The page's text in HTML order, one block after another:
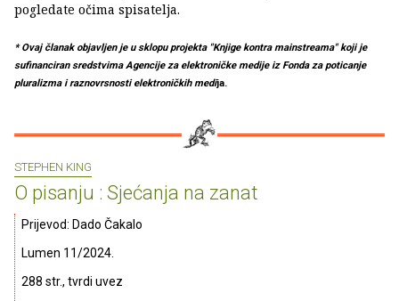
pogledate očima spisatelja.
* Ovaj članak objavljen je u sklopu projekta "Knjige kontra mainstreama" koji je
sufinanciran sredstvima Agencije za elektroničke medije iz Fonda za poticanje
pluralizma i raznovrsnosti elektroničkih medija.
STEPHEN KING
O pisanju : Sjećanja na zanat
Prijevod: Dado Čakalo
Lumen 11/2024.
288 str., tvrdi uvez